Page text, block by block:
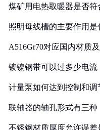
煤矿用电热取暖器是否
照明母线槽的主要作用是
A516Gr70对应国内材质
镀镍钢带可以过多少电流
计量泵如何达到控制和调
联轴器的轴孔形式有三种
不锈钢材质厚度允许误差